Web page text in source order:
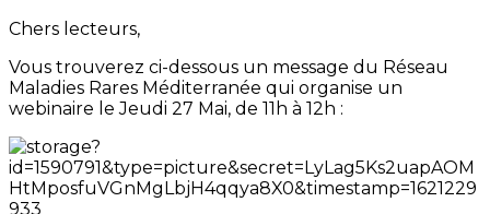
Chers lecteurs,
Vous trouverez ci-dessous un message du Réseau
Maladies Rares Méditerranée qui organise un
webinaire le Jeudi 27 Mai, de 11h à 12h :